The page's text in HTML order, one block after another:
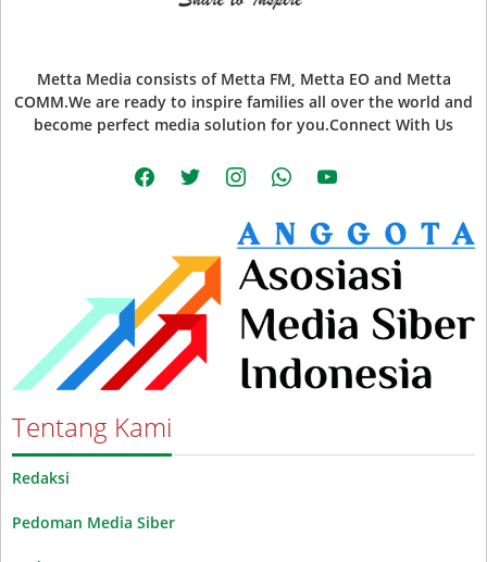
Metta Media consists of Metta FM, Metta EO and Metta
COMM.We are ready to inspire families all over the world and
become perfect media solution for you.Connect With Us
facebooktwitter instagramwhatsappyoutube
Tentang Kami
Redaksi
Pedoman Media Siber